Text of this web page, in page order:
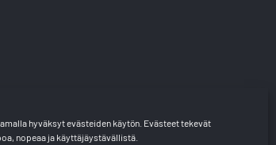
hyväksyt evästeiden käytön. Evästeet tekevät
nopeaa ja käyttäjäystävällistä.